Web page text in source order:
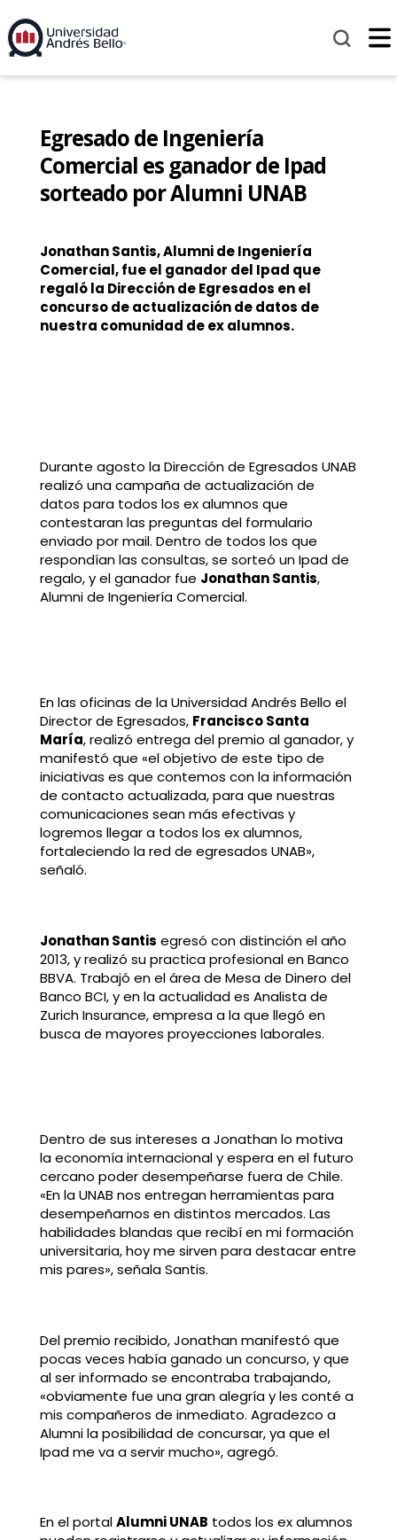
Egresado de Ingeniería
Comercial es ganador de Ipad
sorteado por Alumni UNAB
Jonathan Santis, Alumni de Ingeniería
Comercial, fue el ganador del Ipad que
regaló la Dirección de Egresados en el
concurso de actualización de datos de
nuestra comunidad de ex alumnos.
Durante agosto la Dirección de Egresados UNAB
realizó una campaña de actualización de
datos para todos los ex alumnos que
contestaran las preguntas del formulario
enviado por mail. Dentro de todos los que
respondían las consultas, se sorteó un Ipad de
regalo, y el ganador fue Jonathan Santis,
Alumni de Ingeniería Comercial.
En las oficinas de la Universidad Andrés Bello el
Director de Egresados, Francisco Santa
María, realizó entrega del premio al ganador, y
manifestó que «el objetivo de este tipo de
iniciativas es que contemos con la información
de contacto actualizada, para que nuestras
comunicaciones sean más efectivas y
logremos llegar a todos los ex alumnos,
fortaleciendo la red de egresados UNAB»,
señaló.
Jonathan Santis egresó con distinción el año
2013, y realizó su practica profesional en Banco
BBVA. Trabajó en el área de Mesa de Dinero del
Banco BCI, y en la actualidad es Analista de
Zurich Insurance, empresa a la que llegó en
busca de mayores proyecciones laborales.
Dentro de sus intereses a Jonathan lo motiva
la economía internacional y espera en el futuro
cercano poder desempeñarse fuera de Chile.
«En la UNAB nos entregan herramientas para
desempeñarnos en distintos mercados. Las
habilidades blandas que recibí en mi formación
universitaria, hoy me sirven para destacar entre
mis pares», señala Santis.
Del premio recibido, Jonathan manifestó que
pocas veces había ganado un concurso, y que
al ser informado se encontraba trabajando,
«obviamente fue una gran alegría y les conté a
mis compañeros de inmediato. Agradezco a
Alumni la posibilidad de concursar, ya que el
Ipad me va a servir mucho», agregó.
En el portalAlumni UNAB todos los ex alumnos